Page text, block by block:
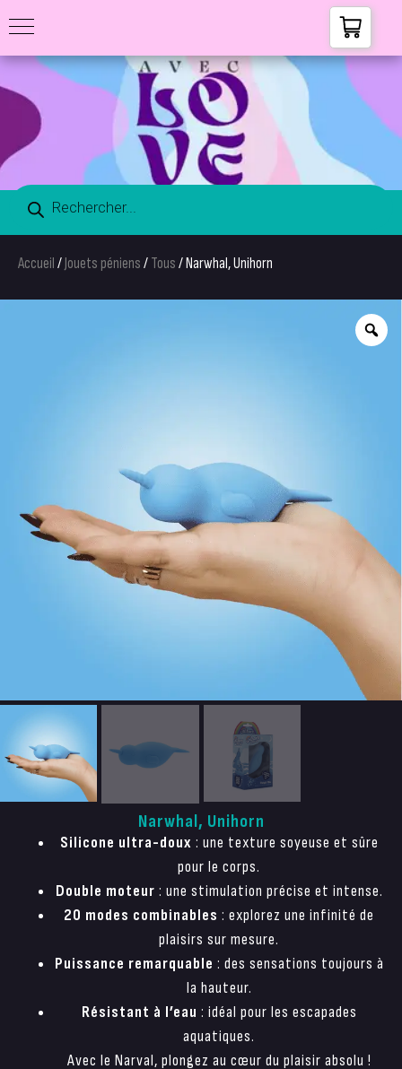
Accueil /Jouets péniens / Tous / Narwhal, Unihorn
Narwhal, Unihorn
Silicone ultra-doux : une texture soyeuse et sûre
pour le corps.
Double moteur : une stimulation précise et intense.
20 modes combinables : explorez une infinité de
plaisirs sur mesure.
Puissance remarquable : des sensations toujours à
la hauteur.
Résistant à l’eau : idéal pour les escapades
aquatiques.
Avec le Narval, plongez au cœur du plaisir absolu !